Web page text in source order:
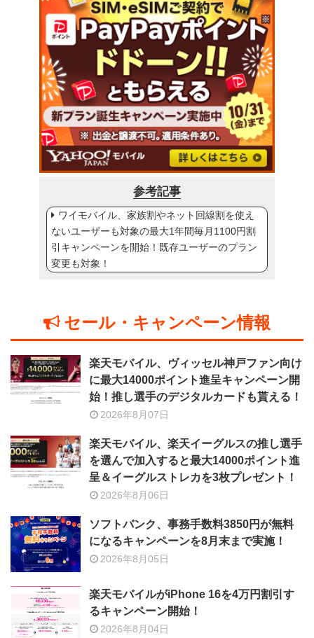
参考記事
ワイモバイル、家族割やネット回線割を使え
ないユーザーも対象の最大1年間毎月1100円割
引キャンペーンを開始！既存ユーザーのプラン
変更も対象！
セール・キャンペーン情報
楽天モバイル、ヴィッセル神戸ファン向け
に最大14000ポイント進呈キャンペーン開
始！推し選手のデジタルカードも貰える！
2026年8月07日
楽天モバイル、楽天イーグルスの推し選手
を選んで加入すると最大14000ポイント進
呈＆イーグルストレカを3枚プレゼント！
2026年8月06日
ソフトバンク、事務手数料3850円が無料
になるキャンペーンを8月末まで実施！
2026年8月05日
楽天モバイルがiPhone 16を4万円割引す
るキャンペーン開始！
2026年8月04日